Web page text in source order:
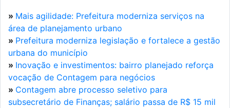
» Mais agilidade: Prefeitura moderniza serviços na
área de planejamento urbano
» Prefeitura moderniza legislação e fortalece a gestão
urbana do município
» Inovação e investimentos: bairro planejado reforça
vocação de Contagem para negócios
» Contagem abre processo seletivo para
subsecretário de Finanças; salário passa de R$ 15 mil